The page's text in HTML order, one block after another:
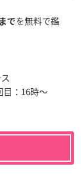
でを無料で鑑
目：16時〜